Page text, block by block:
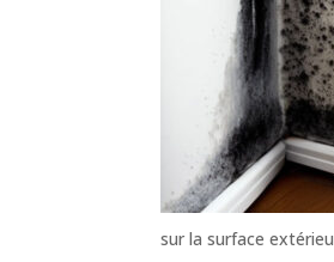
sur la surface